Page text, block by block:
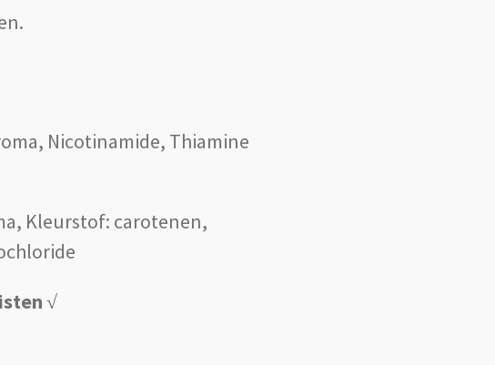
Nicotinamide, Thiamine
Kleurstof: carotenen,
√